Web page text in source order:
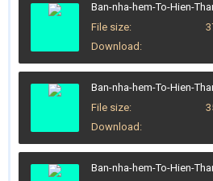
File size
Download
File size
Download